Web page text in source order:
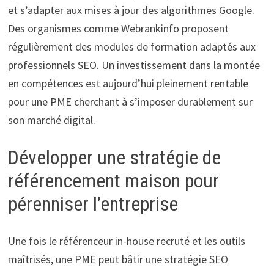
et s’adapter aux mises à jour des algorithmes Google.
Des organismes comme Webrankinfo proposent
régulièrement des modules de formation adaptés aux
professionnels SEO. Un investissement dans la montée
en compétences est aujourd’hui pleinement rentable
pour une PME cherchant à s’imposer durablement sur
son marché digital.
Développer une stratégie de
référencement maison pour
pérenniser l’entreprise
Une fois le référenceur in-house recruté et les outils
maîtrisés, une PME peut bâtir une stratégie SEO